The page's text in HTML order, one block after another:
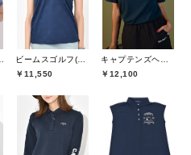
￥11,550
￥12,100